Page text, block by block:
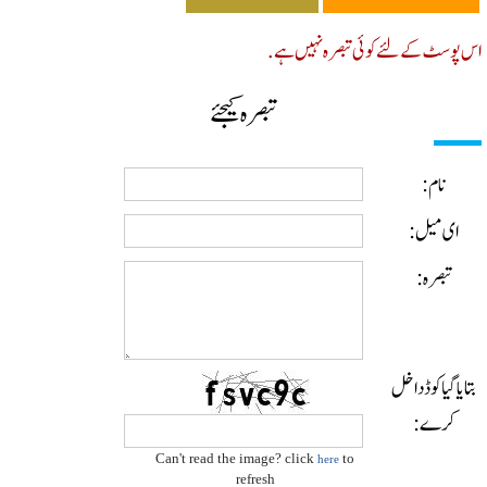
کے لئے کوئی تبصرہ نہیں ہے.
تبصرہ کیجئے
نام:
ای میل:
تبصرہ:
گیا کوڈ داخل
کرے:
Can't read the image? clickhere
refresh